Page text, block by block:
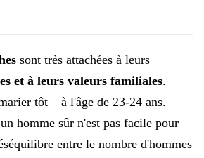
sont très attachées à leurs
et à leurs valeurs familiales.
tôt – à l'âge de 23-24 ans.
homme sûr n'est pas facile pour
entre le nombre d'hommes